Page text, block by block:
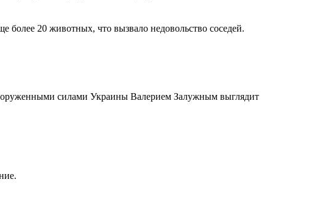
более 20 животных, что вызвало недовольство соседей.
силами Украины Валерием Залужным выглядит